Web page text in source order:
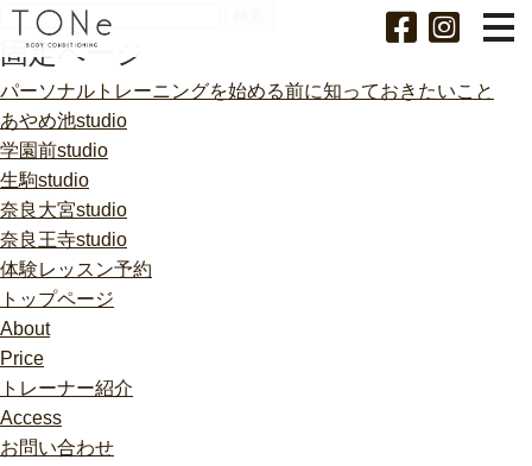
検
固定ページ
パーソナルトレーニングを始める前に知っておきたいこと
あやめ池studio
学園前studio
生駒studio
奈良大宮studio
奈良王寺studio
体験レッスン予約
トップページ
About
Price
トレーナー紹介
Access
お問い合わせ